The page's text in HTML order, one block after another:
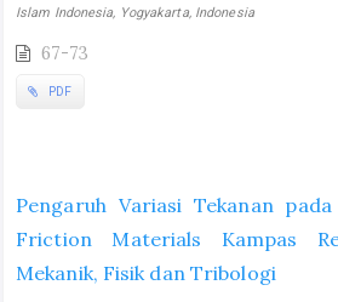
Islam Indonesia, Yogyakarta, Indonesia
67-73
PDF
Pengaruh Variasi Tekanan
Friction Materials Kampas
Mekanik, Fisik dan Tribologi